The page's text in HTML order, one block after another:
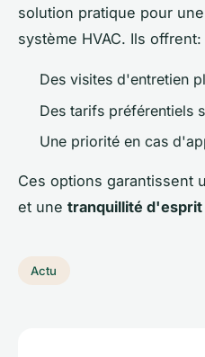
solution pratique pour
système HVAC. Ils offrent:
Des visites d'entretien
Des tarifs préférentiels
Une priorité en cas
Ces options garantissent
et une tranquillité d'esprit
Actu